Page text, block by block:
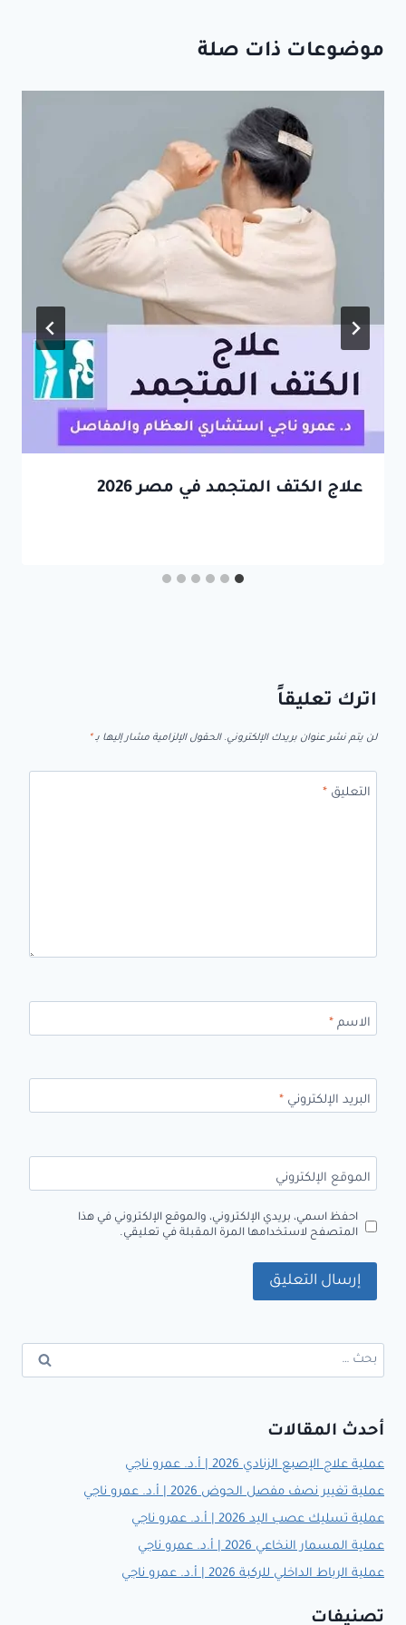
موضوعات ذات صلة
علاج الكتف المتجمد في مصر 2026
اترك تعليقاً
لن يتم نشر عنوان بريدك الإلكتروني. الحقول الإلزامية مشار إليها بـ*
التعليق*
الاسم*
البريد الإلكتروني*
الموقع الإلكتروني
احفظ اسمي، بريدي الإلكتروني، والموقع الإلكتروني في هذا
المتصفح لاستخدامها المرة المقبلة في تعليقي.
البحث
عن:
أحدث المقالات
عملية علاج الإصبع الزنادي 2026 | أ.د. عمرو ناجي
عملية تغيير نصف مفصل الحوض 2026 | أ.د. عمرو ناجي
عملية تسليك عصب اليد 2026 | أ.د. عمرو ناجي
عملية المسمار النخاعي 2026 | أ.د. عمرو ناجي
عملية الرباط الداخلي للركبة 2026 | أ.د. عمرو ناجي
تصنيفات